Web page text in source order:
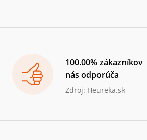
100.00% zákazníkov
nás odporúča
Zdroj: Heureka.sk